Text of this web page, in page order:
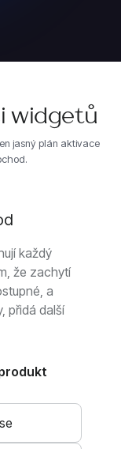
widgetů
jasný plán aktivace
každý
že zachytí
a
přidá další